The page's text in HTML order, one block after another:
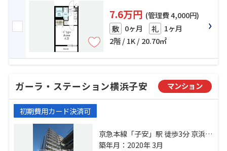
7.6万円 (管理費 4,000円)
敷 0ヶ月 礼 1ヶ月
2階 / 1K / 20.70㎡
ガーラ・ステーション横浜子安 マンション
初期費用カード決済可
京急本線「子安」駅 徒歩3分 京浜東
北線「新子安」駅 徒歩12分 横浜線
築年月：2020年 3月